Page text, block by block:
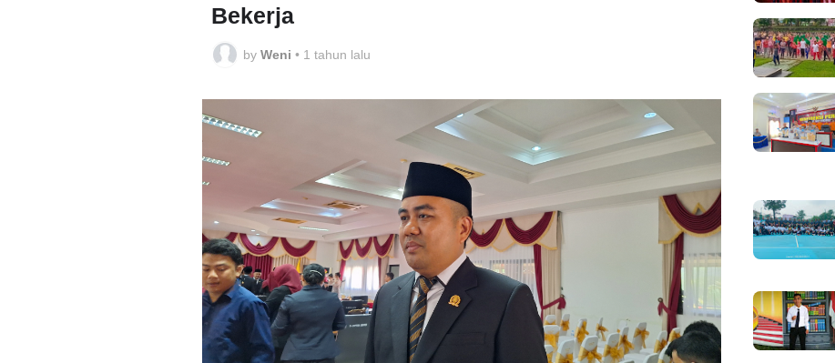
Bekerja
by Weni • 1 tahun lalu